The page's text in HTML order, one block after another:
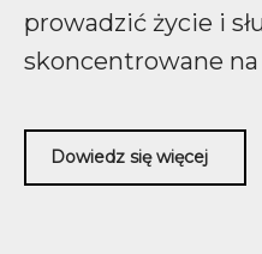
prowadzić życie i
skoncentrowane
Dowiedz się więcej